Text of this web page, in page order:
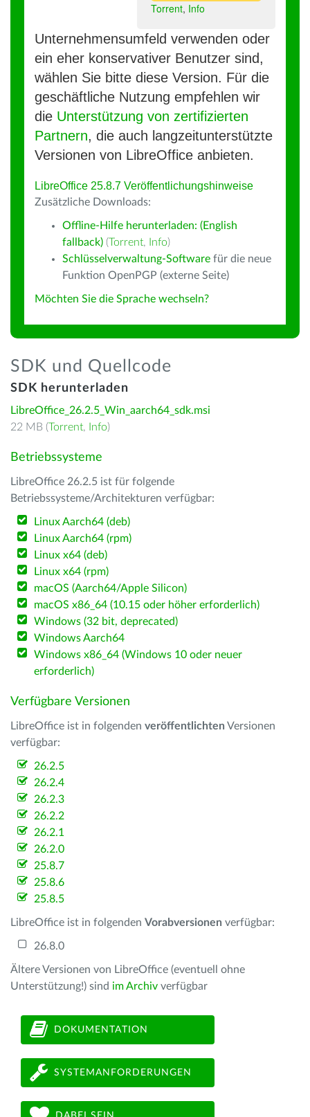
Torrent, Info
Unternehmensumfeld verwenden oder
ein eher konservativer Benutzer sind,
wählen Sie bitte diese Version. Für die
geschäftliche Nutzung empfehlen wir
die Unterstützung von zertifizierten
Partnern, die auch langzeitunterstützte
Versionen von LibreOffice anbieten.
LibreOffice 25.8.7 Veröffentlichungshinweise
Zusätzliche Downloads:
Offline-Hilfe herunterladen: (English
fallback) (Torrent, Info)
Schlüsselverwaltung-Software für die neue
Funktion OpenPGP (externe Seite)
Möchten Sie die Sprache wechseln?
SDK und Quellcode
SDK herunterladen
LibreOffice_26.2.5_Win_aarch64_sdk.msi
22 MB (Torrent, Info)
Betriebssysteme
LibreOffice 26.2.5 ist für folgende
Betriebssysteme/Architekturen verfügbar:
Linux Aarch64 (deb)
Linux Aarch64 (rpm)
Linux x64 (deb)
Linux x64 (rpm)
macOS (Aarch64/Apple Silicon)
macOS x86_64 (10.15 oder höher erforderlich)
Windows (32 bit, deprecated)
Windows Aarch64
Windows x86_64 (Windows 10 oder neuer
erforderlich)
Verfügbare Versionen
LibreOffice ist in folgenden veröffentlichten Versionen
verfügbar:
26.2.5
26.2.4
26.2.3
26.2.2
26.2.1
26.2.0
25.8.7
25.8.6
25.8.5
LibreOffice ist in folgenden Vorabversionen verfügbar:
26.8.0
Ältere Versionen von LibreOffice (eventuell ohne
Unterstützung!) sind im Archiv verfügbar
DOKUMENTATION
SYSTEMANFORDERUNGEN